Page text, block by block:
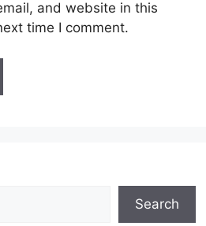
and website in this
time I comment.
Search